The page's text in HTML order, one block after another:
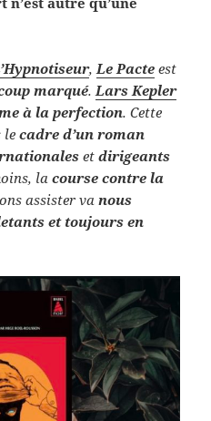
,Le Pacte est
marqué.Lars Kepler
à la perfection. Cette
lecadre d’un roman
etdirigeants
lacourse contre la
assister vanous
et toujours en